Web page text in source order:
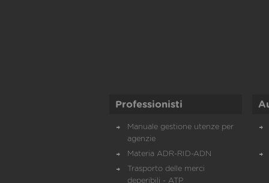
Professionisti
Manuale gestione utenze per
agenzie
Materia ADR-RID-ADN
Trasporto delle merci
deperibili - ATP